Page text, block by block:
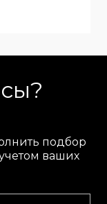
подбор
ваших